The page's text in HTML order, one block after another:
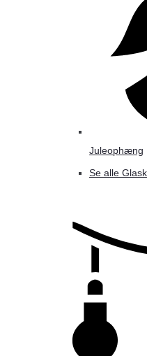
Juleophæng
Se alle